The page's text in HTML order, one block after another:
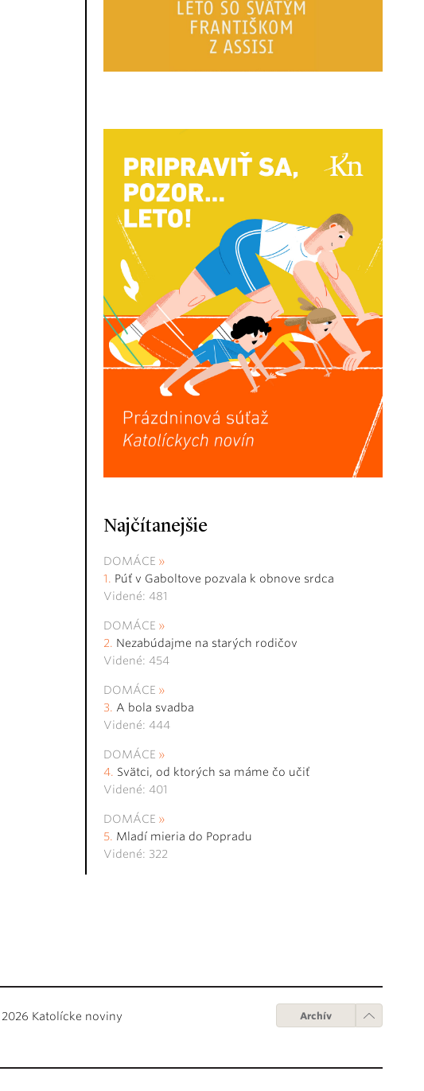
Najčítanejšie
DOMÁCE
Púť v Gaboltove pozvala k obnove srdca
Videné: 481
DOMÁCE
Nezabúdajme na starých rodičov
Videné: 454
DOMÁCE
A bola svadba
Videné: 444
DOMÁCE
Svätci, od ktorých sa máme čo učiť
Videné: 401
DOMÁCE
Mladí mieria do Popradu
Videné: 322
Katolícke noviny Archív